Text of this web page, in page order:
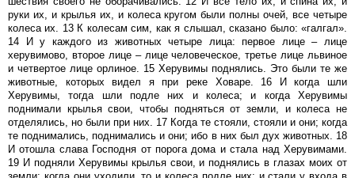
руки их, и крылья их, и колеса кругом были полны очей, все четыре
колеса их. 13 К колесам сим, как я слышал, сказано было: «галгал».
14 И у каждого из животных четыре лица: первое лице – лице
херувимово, второе лице – лице человеческое, третье лице львиное
и четвертое лице орлиное. 15 Херувимы поднялись. Это были те же
животные, которых видел я при реке Ховаре. 16 И когда шли
Херувимы, тогда шли подле них и колеса; и когда Херувимы
поднимали крылья свои, чтобы подняться от земли, и колеса не
отделялись, но были при них. 17 Когда те стояли, стояли и они; когда
те поднимались, поднимались и они; ибо в них был дух животных. 18
И отошла слава Господня от порога дома и стала над Херувимами.
19 И подняли Херувимы крылья свои, и поднялись в глазах моих от